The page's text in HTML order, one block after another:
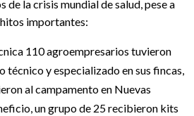
la crisis mundial de salud, pese a
importantes:
110 agroempresarios tuvieron
técnico y especializado en sus fincas,
al campamento en Nuevas
un grupo de 25 recibieron kits